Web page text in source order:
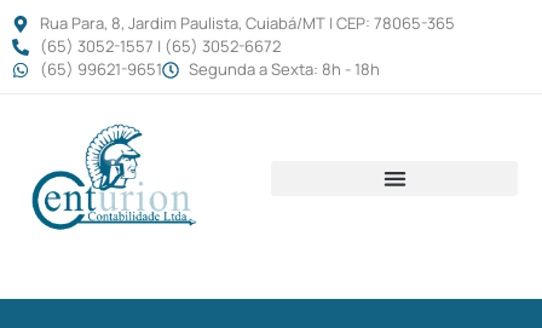
Rua Para, 8, Jardim Paulista, Cuiabá/MT | CEP: 78065-365
(65) 3052-1557 | (65) 3052-6672
(65) 99621-9651
Segunda a Sexta: 8h - 18h